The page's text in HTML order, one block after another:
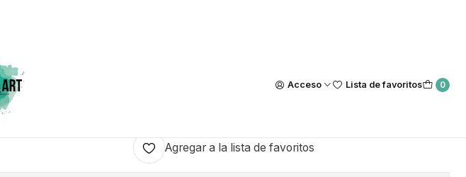
Acceso Lista de favoritos 0
ROMBO IRIDISCENTE 11
Cantidad
Agregar a la lista de favoritos